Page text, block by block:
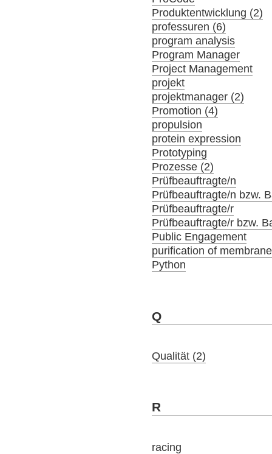
Produktentwicklung (2)
professuren (6)
program analysis
Program Manager
Project Management
projekt
projektmanager (2)
Promotion (4)
propulsion
protein expression
Prototyping
Prozesse (2)
Prüfbeauftragte/n
Prüfbeauftragte/n bzw.
Prüfbeauftragte/r
Prüfbeauftragte/r bzw.
Public Engagement
purification of
Python
Q
Qualität (2)
R
racing